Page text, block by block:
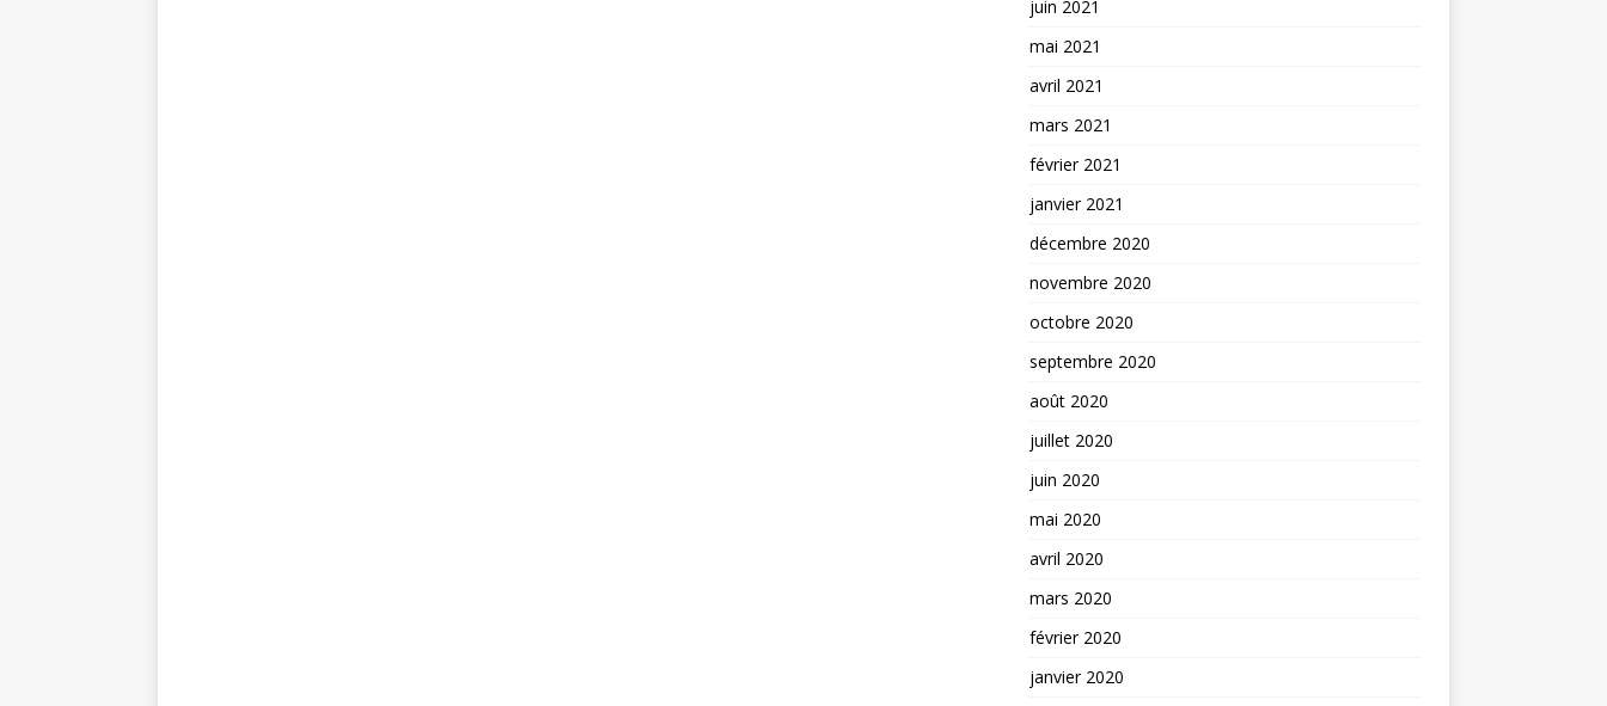
juin 2021
mai 2021
avril 2021
mars 2021
février 2021
janvier 2021
décembre 2020
novembre 2020
octobre 2020
septembre 2020
août 2020
juillet 2020
juin 2020
mai 2020
avril 2020
mars 2020
février 2020
janvier 2020